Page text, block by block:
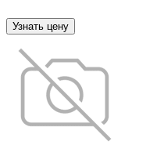
Узнать цену